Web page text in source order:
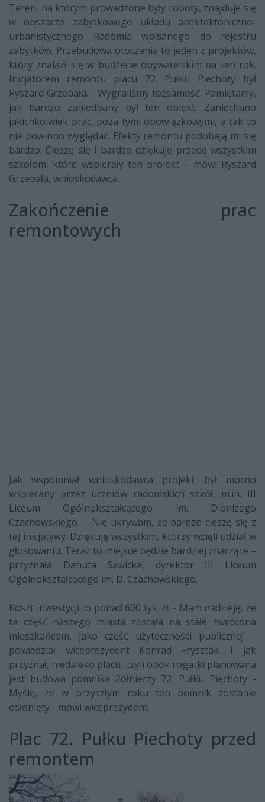
Teren, na którym prowadzone były roboty, znajduje się
w obszarze zabytkowego układu architektoniczno-
urbanistycznego Radomia wpisanego do rejestru
zabytków. Przebudowa otoczenia to jeden z projektów,
który znalazł się w budżecie obywatelskim na ten rok.
Inicjatorem remontu placu 72. Pułku Piechoty był
Ryszard Grzebała. - Wygraliśmy tożsamość. Pamiętamy,
jak bardzo zaniedbany był ten obiekt. Zaniechano
jakichkolwiek prac, poza tymi obowiązkowymi, a tak to
nie powinno wyglądać. Efekty remontu podobają mi się
bardzo. Cieszę się i bardzo dziękuję przede wszystkim
szkołom, które wspierały ten projekt – mówi Ryszard
Grzebała, wnioskodawca.
Zakończenie prac
remontowych
Jak wspomniał wnioskodawca projekt był mocno
wspierany przez uczniów radomskich szkół, m.in. III
Liceum Ogólnokształcącego im. Dionizego
Czachowskiego. – Nie ukrywam, że bardzo cieszę się z
tej inicjatywy. Dziękuję wszystkim, którzy wzięli udział w
głosowaniu. Teraz to miejsce będzie bardziej znaczące –
przyznała Danuta Sawicka, dyrektor III Liceum
Ogólnokształcącego im. D. Czachowskiego.
Koszt inwestycji to ponad 600 tys. zł. - Mam nadzieję, że
ta część naszego miasta została na stałe zwrócona
mieszkańcom, jako część użyteczności publicznej –
powiedział wiceprezydent Konrad Frysztak. I jak
przyznał, niedaleko placu, czyli obok rogatki planowana
jest budowa pomnika Żołnierzy 72. Pułku Piechoty -
Myślę, że w przyszłym roku ten pomnik zostanie
osłonięty - mówi wiceprezydent.
Plac 72. Pułku Piechoty przed
remontem